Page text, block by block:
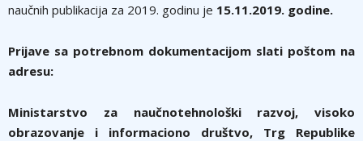
naučnih publikacija za 2019. godinu je 15.11.2019. godine.
Prijave sa potrebnom dokumentacijom slati poštom na
adresu:
Ministarstvo za naučnotehnološki razvoj, visoko
obrazovanje i informaciono društvo, Trg Republike